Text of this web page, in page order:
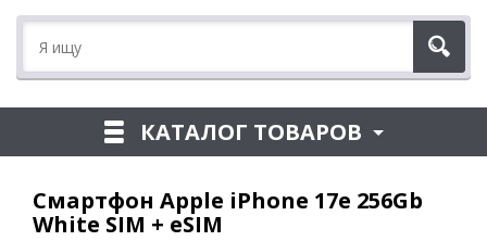
КАТАЛОГ ТОВАРОВ
Смартфон Apple iPhone 17e 256Gb
White SIM + eSIM